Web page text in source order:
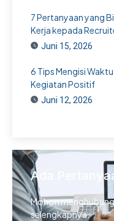
7 Pertanyaan yang
Kerja kepada
Juni 15, 2026
6 Tips Mengisi
Kegiatan Positif
Juni 12, 2026
Ada
Mohon
selengkapnya.